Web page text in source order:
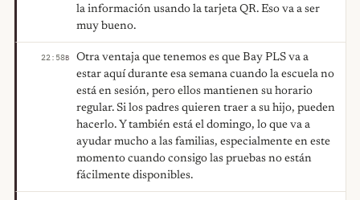
la información usando la tarjeta QR. Eso va a ser
muy bueno.
22:58B
Otra ventaja que tenemos es que Bay PLS va a
estar aquí durante esa semana cuando la escuela no
está en sesión, pero ellos mantienen su horario
regular. Si los padres quieren traer a su hijo, pueden
hacerlo. Y también está el domingo, lo que va a
ayudar mucho a las familias, especialmente en este
momento cuando consigo las pruebas no están
fácilmente disponibles.